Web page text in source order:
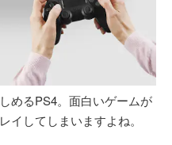
めるPS4。面白いゲームが
イしてしまいますよね。